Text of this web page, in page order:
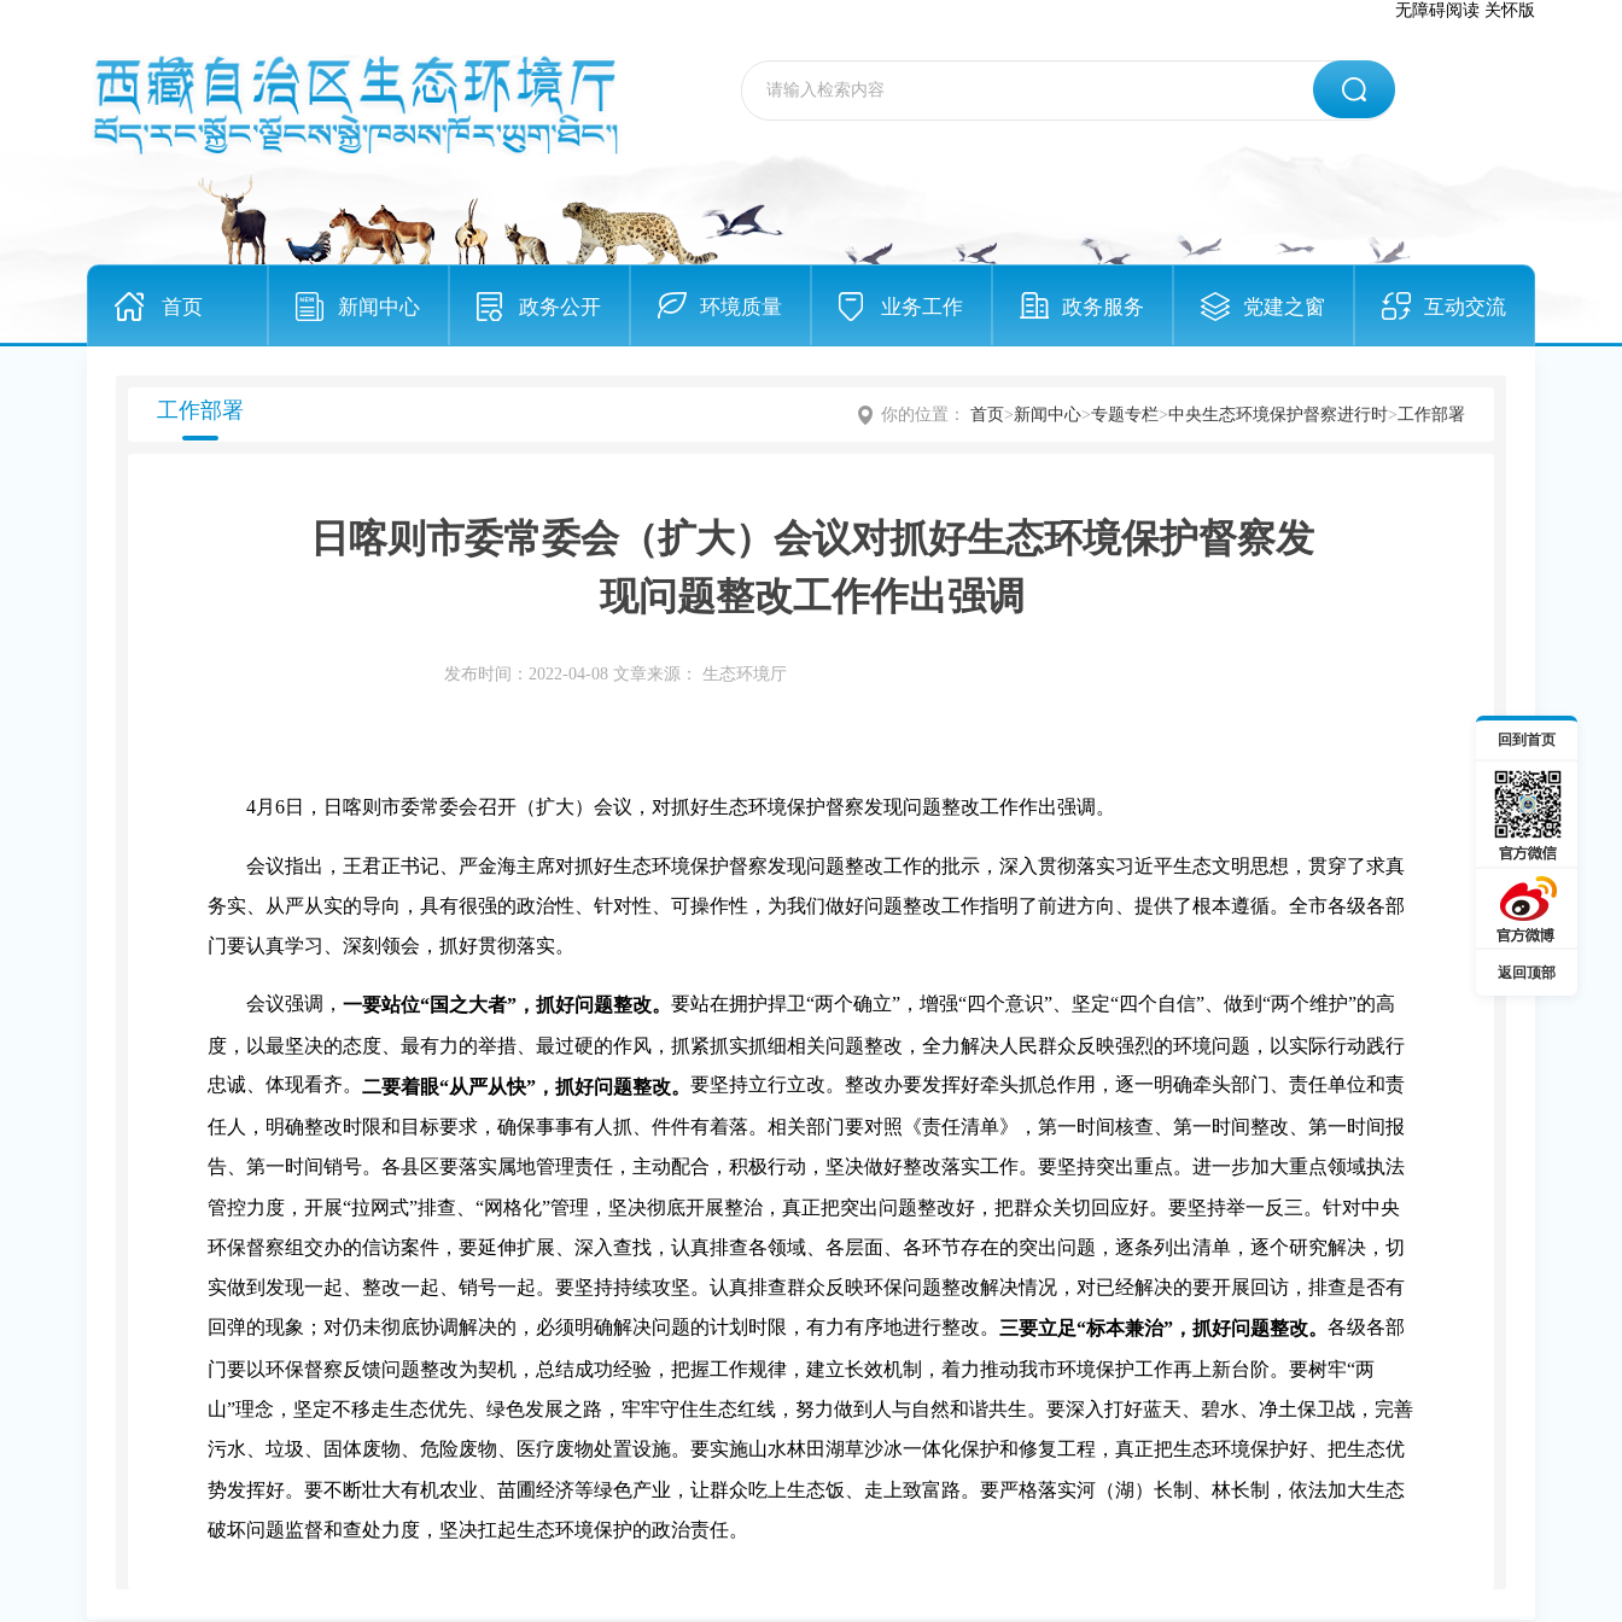
无障碍阅读 关怀版
首页 新闻中心 政务公开 环境质量 业务工作 政务服务 党建之窗 互动交流
回到首页
返回顶部
工作部署 你的位置： 首页>新闻中心>专题专栏>中央生态环境保护督察进行时>工作部署
日喀则市委常委会（扩大）会议对抓好生态环境保护督察发
现问题整改工作作出强调
发布时间：2022-04-08 文章来源： 生态环境厅
4月6日，日喀则市委常委会召开（扩大）会议，对抓好生态环境保护督察发现问题整改工作作出强调。
会议指出，王君正书记、严金海主席对抓好生态环境保护督察发现问题整改工作的批示，深入贯彻落实习近平生态文明思想，贯穿了求真
务实、从严从实的导向，具有很强的政治性、针对性、可操作性，为我们做好问题整改工作指明了前进方向、提供了根本遵循。全市各级各部
门要认真学习、深刻领会，抓好贯彻落实。
会议强调， 一要站位“国之大者”，抓好问题整改。 要站在拥护捍卫“两个确立”，增强“四个意识”、坚定“四个自信”、做到“两个维护”的高
度，以最坚决的态度、最有力的举措、最过硬的作风，抓紧抓实抓细相关问题整改，全力解决人民群众反映强烈的环境问题，以实际行动践行
忠诚、体现看齐。 二要着眼“从严从快”，抓好问题整改。 要坚持立行立改。整改办要发挥好牵头抓总作用，逐一明确牵头部门、责任单位和责
任人，明确整改时限和目标要求，确保事事有人抓、件件有着落。相关部门要对照《责任清单》，第一时间核查、第一时间整改、第一时间报
告、第一时间销号。各县区要落实属地管理责任，主动配合，积极行动，坚决做好整改落实工作。要坚持突出重点。进一步加大重点领域执法
管控力度，开展“拉网式”排查、“网格化”管理，坚决彻底开展整治，真正把突出问题整改好，把群众关切回应好。要坚持举一反三。针对中央
环保督察组交办的信访案件，要延伸扩展、深入查找，认真排查各领域、各层面、各环节存在的突出问题，逐条列出清单，逐个研究解决，切
实做到发现一起、整改一起、销号一起。要坚持持续攻坚。认真排查群众反映环保问题整改解决情况，对已经解决的要开展回访，排查是否有
回弹的现象；对仍未彻底协调解决的，必须明确解决问题的计划时限，有力有序地进行整改。 三要立足“标本兼治”，抓好问题整改。 各级各部
门要以环保督察反馈问题整改为契机，总结成功经验，把握工作规律，建立长效机制，着力推动我市环境保护工作再上新台阶。要树牢“两
山”理念，坚定不移走生态优先、绿色发展之路，牢牢守住生态红线，努力做到人与自然和谐共生。要深入打好蓝天、碧水、净土保卫战，完善
污水、垃圾、固体废物、危险废物、医疗废物处置设施。要实施山水林田湖草沙冰一体化保护和修复工程，真正把生态环境保护好、把生态优
势发挥好。要不断壮大有机农业、苗圃经济等绿色产业，让群众吃上生态饭、走上致富路。要严格落实河（湖）长制、林长制，依法加大生态
破坏问题监督和查处力度，坚决扛起生态环境保护的政治责任。